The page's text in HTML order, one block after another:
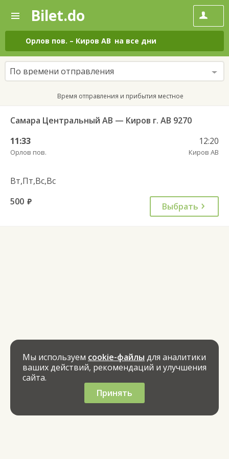
—
Поиск
и
покупка
билетов
на
автобус
онлайн
Bilet.do
Орлов пов. – Киров АВ на все дни
По времени отправления
Время отправления и прибытия местное
Самара Центральный АВ — Киров г. АВ 9270
11:33
Орлов пов.
12:20
Киров АВ
Вт,Пт,Вс,Вс
500 руб. Выбрать
Мы используем cookie-файлы для аналитики
ваших действий, рекомендаций и улучшения
сайта.
Принять